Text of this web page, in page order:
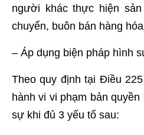
người khác thực hiện
chuyển, buôn bán hàng
– Áp dụng biện pháp hình
Theo quy định tại Điều
hành vi vi phạm bản
sự khi đủ 3 yếu tố sau: